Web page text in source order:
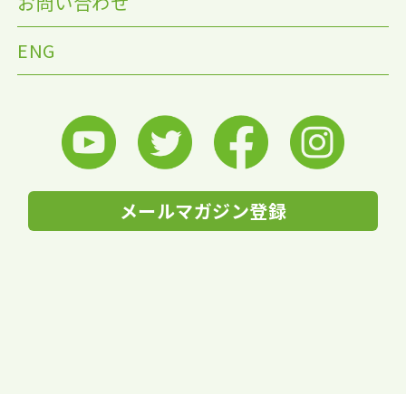
ENG
メールマガジン登録